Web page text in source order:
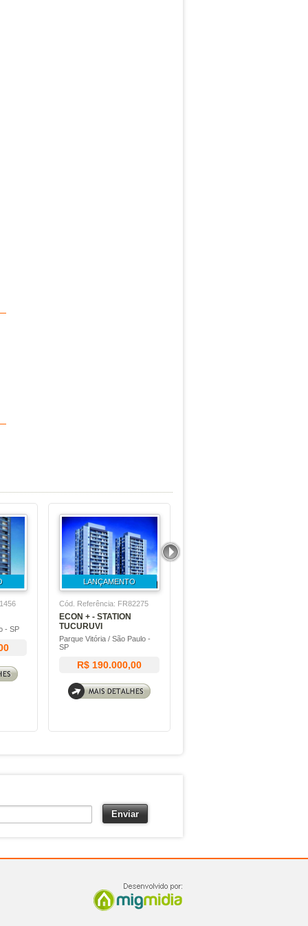
- SP
LANÇAMENTO
Cód. Referência: FR82275
ECON + - STATION
TUCURUVI
Parque Vitória / São Paulo -
SP
R$ 190.000,00